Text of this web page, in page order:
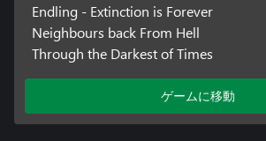
Endling - Extinction is Forever
Neighbours back From Hell
Through the Darkest of Times
ゲームに移動